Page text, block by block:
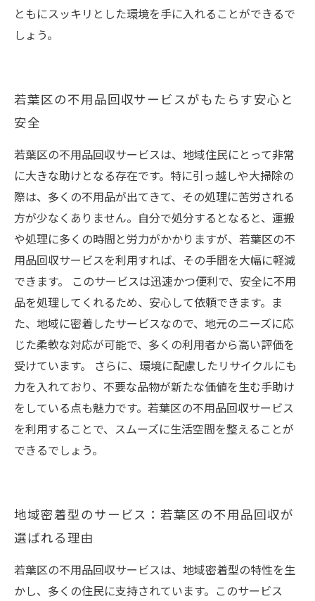
ともにスッキリとした環境を手に入れることができるで
しょう。
若葉区の不用品回収サービスがもたらす安心と
安全
若葉区の不用品回収サービスは、地域住民にとって非常
に大きな助けとなる存在です。特に引っ越しや大掃除の
際は、多くの不用品が出てきて、その処理に苦労される
方が少なくありません。自分で処分するとなると、運搬
や処理に多くの時間と労力がかかりますが、若葉区の不
用品回収サービスを利用すれば、その手間を大幅に軽減
できます。 このサービスは迅速かつ便利で、安全に不用
品を処理してくれるため、安心して依頼できます。ま
た、地域に密着したサービスなので、地元のニーズに応
じた柔軟な対応が可能で、多くの利用者から高い評価を
受けています。 さらに、環境に配慮したリサイクルにも
力を入れており、不要な品物が新たな価値を生む手助け
をしている点も魅力です。若葉区の不用品回収サービス
を利用することで、スムーズに生活空間を整えることが
できるでしょう。
地域密着型のサービス：若葉区の不用品回収が
選ばれる理由
若葉区の不用品回収サービスは、地域密着型の特性を生
かし、多くの住民に支持されています。このサービス